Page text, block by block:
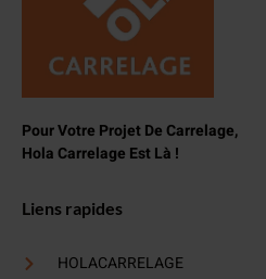
Pour Votre Projet De Carrelage,
Hola Carrelage Est Là !
Liens rapides
HOLACARRELAGE